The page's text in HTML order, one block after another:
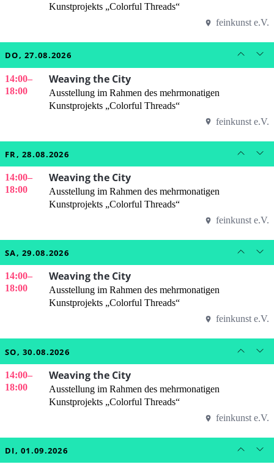
Kunstprojekts „Colorful Threads“
feinkunst e.V.
DO, 27.08.2026
14:00–
18:00
Weaving the City
Ausstellung im Rahmen des mehrmonatigen
Kunstprojekts „Colorful Threads“
feinkunst e.V.
FR, 28.08.2026
14:00–
18:00
Weaving the City
Ausstellung im Rahmen des mehrmonatigen
Kunstprojekts „Colorful Threads“
feinkunst e.V.
SA, 29.08.2026
14:00–
18:00
Weaving the City
Ausstellung im Rahmen des mehrmonatigen
Kunstprojekts „Colorful Threads“
feinkunst e.V.
SO, 30.08.2026
14:00–
18:00
Weaving the City
Ausstellung im Rahmen des mehrmonatigen
Kunstprojekts „Colorful Threads“
feinkunst e.V.
DI, 01.09.2026